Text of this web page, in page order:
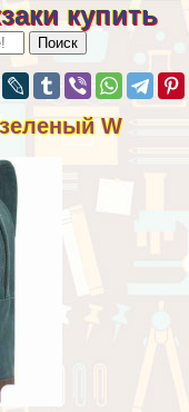
купить
W